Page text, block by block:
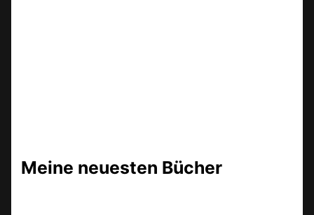
Meine neuesten Bücher